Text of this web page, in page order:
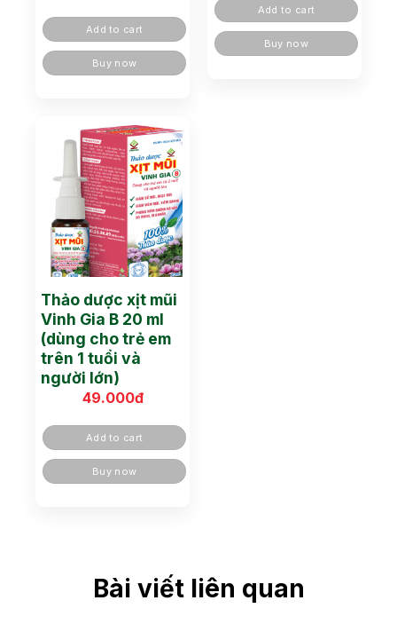
Add to cart
Buy now
Add to cart
Buy now
Thảo dược xịt mũi
Vinh Gia B 20 ml
(dùng cho trẻ em
trên 1 tuổi và
người lớn)
49.000đ
Add to cart
Buy now
Bài viết liên quan